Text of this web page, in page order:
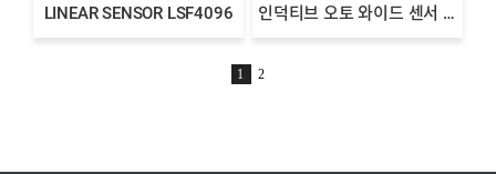
LINEAR SENSOR LSF4096 인덕티브 오토 와이드 센서 AWI 시리즈
1 2